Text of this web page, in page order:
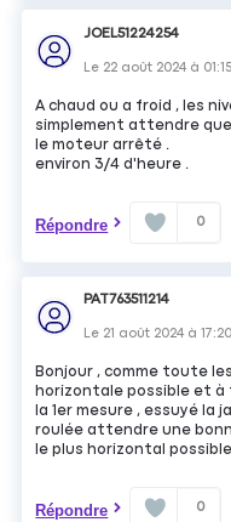
JOEL51224254
Le 22 août 2024 à 01:15
A chaud ou a froid , les
simplement attendre
le moteur arrêté .
environ 3/4 d'heure .
Répondre 0
PAT763511214
Le 21 août 2024 à17:20
Bonjour , comme toute
horizontale possible et à
la 1er mesure , essuyé la
roulée attendre une
le plus horizontal
Répondre 0